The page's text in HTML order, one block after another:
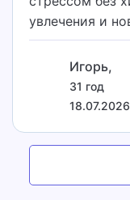
увлечения и
Игорь,
31 год
18.07.2026